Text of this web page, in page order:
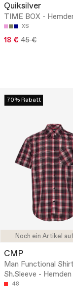
Quiksilver
TIME BOX -
XS
18 € 45 €
Noch ein Artikel
70% Rabatt
CMP
Man Functional
Sh.Sleeve - Hemden
48